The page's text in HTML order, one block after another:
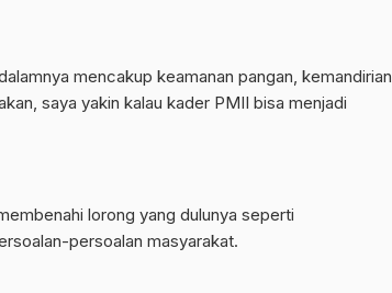
mencakup keamanan pangan, kemandirian
saya yakin kalau kader PMII bisa menjadi
lorong yang dulunya seperti
persoalan masyarakat.